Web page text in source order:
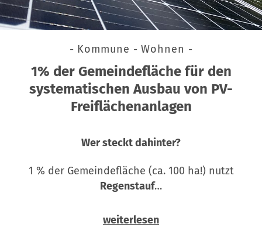
- Kommune - Wohnen -
1% der Gemeindefläche für den
systematischen Ausbau von PV-
Freiflächenanlagen
Wer steckt dahinter?
1 % der Gemeindefläche (ca. 100 ha!) nutzt
Regenstauf…
weiterlesen